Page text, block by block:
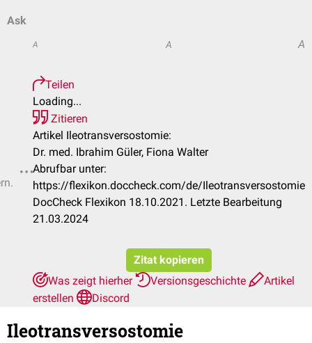
Ask
A A A
Teilen
Loading...
Zitieren
Artikel Ileotransversostomie:
Dr. med. Ibrahim Güler, Fiona Walter
Abrufbar unter:
https://flexikon.doccheck.com/de/Ileotransversostomie
DocCheck Flexikon 18.10.2021. Letzte Bearbeitung
21.03.2024
Zitat kopieren
Was zeigt hierher
Versionsgeschichte
Artikel
erstellen
Discord
Ileotransversostomie